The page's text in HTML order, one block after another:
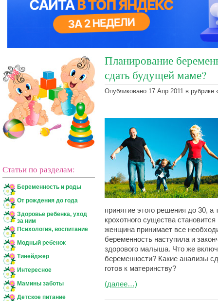
Статьи по разделам:
Беременность и роды
От рождения до года
Здоровье ребенка, уход
за ним
Психология, воспитание
Модный ребенок
Тинейджер
Интересное
Мамины заботы
Детское питание
Планирование
сдать будущей маме?
Опубликовано 17 Апр 2011 в рубрике
принятие этого решения до 30,
крохотного существа
женщина принимает все
беременность наступила и
здорового малыша. Что же
беременности? Какие анализы
готов к материнству?
(далее…)